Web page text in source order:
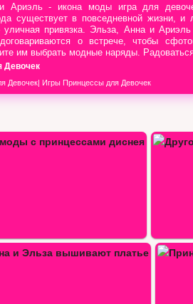
Ариэль - икона моды игра для
существует в повседневной жизни, и
уличная привязка. Эльза, Анна и
о встрече, чтобы
им выбрать модные наряды.
Девочек
Девочек| Игры Принцессы для Девочек
стиль моды с принцессами…
Эльза и Анна создают…